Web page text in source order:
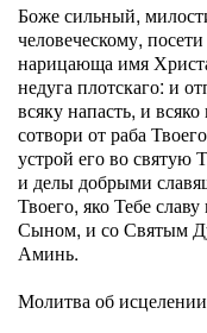
Боже сильный,
человеческому,
нарицающа имя
недуга плотскаго: и
всяку напасть, и
сотвори от раба
устрой его во святую
и делы добрыми
Твоего, яко Тебе
Сыном, и со Святым
Аминь.
Молитва об